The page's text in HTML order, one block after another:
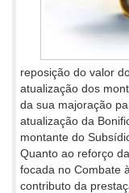
reposição do valor
atualização dos
da sua majoração
atualização da
montante do
Quanto ao reforço
focada no Combate
contributo da